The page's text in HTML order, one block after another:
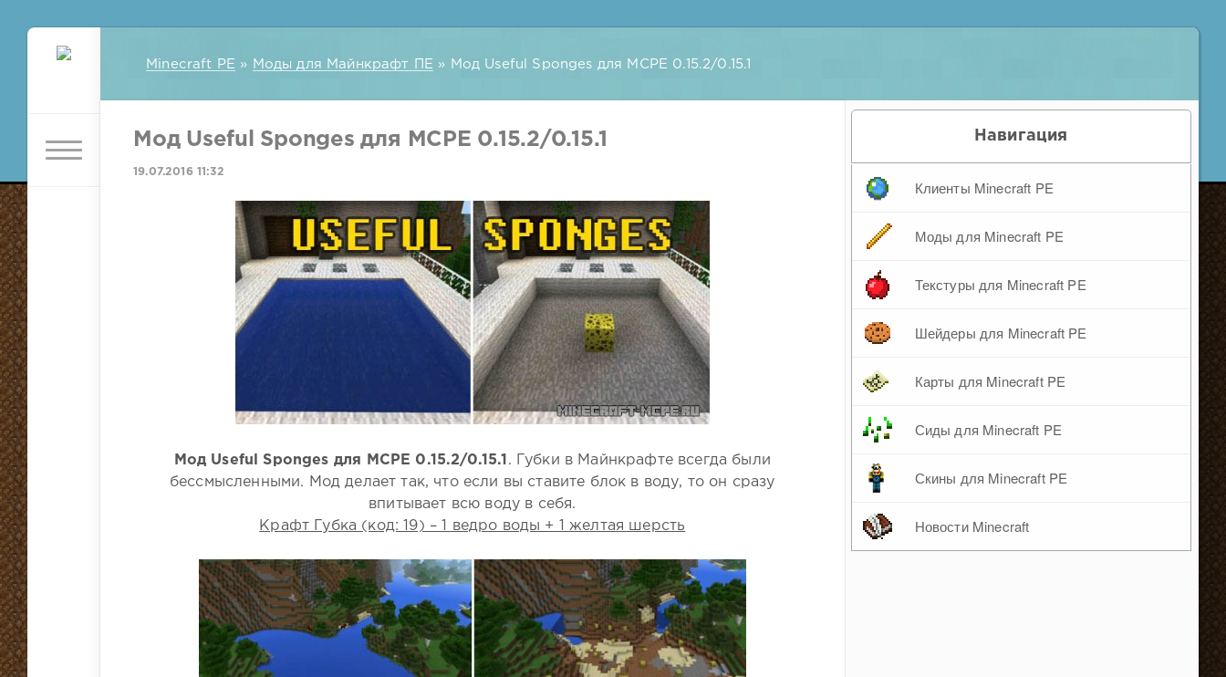
Minecraft PE » Моды для Майнкрафт ПЕ » Мод Useful Sponges для MCPE 0.15.2/0.15.1
Мод Useful Sponges для MCPE 0.15.2/0.15.1
19.07.2016 11:32
Мод Useful Sponges для MCPE 0.15.2/0.15.1 . Губки в Майнкрафте всегда были
бессмысленными. Мод делает так, что если вы ставите блок в воду, то он сразу
впитывает всю воду в себя.
Крафт Губка (код: 19) – 1 ведро воды + 1 желтая шерсть
Навигация
Клиенты Minecraft PE
Моды для Minecraft PE
Текстуры для Minecraft PE
Шейдеры для Minecraft PE
Карты для Minecraft PE
Сиды для Minecraft PE
Скины для Minecraft PE
Новости Minecraft